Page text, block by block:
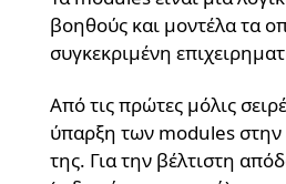
βοηθούς και μοντέλα τα
συγκεκριμένη
Από τις πρώτες μόλις
ύπαρξη των modules στην
της. Για την βέλτιστη